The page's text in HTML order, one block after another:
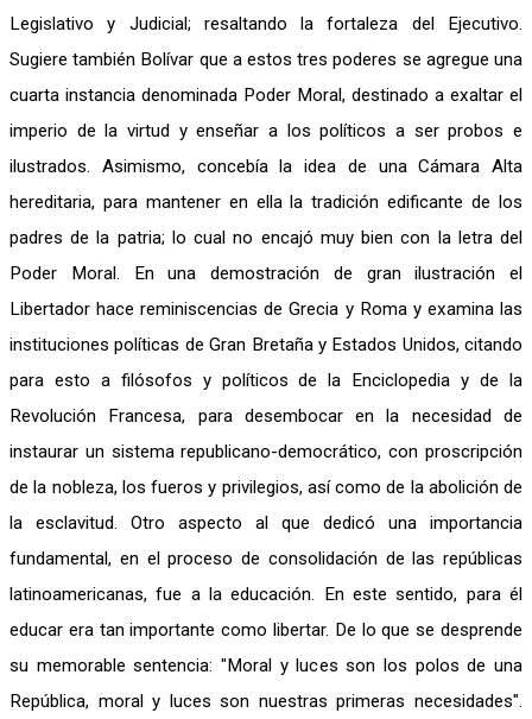
Legislativo y Judicial; resaltando la fortaleza del Ejecutivo.
Sugiere también Bolívar que a estos tres poderes se agregue una
cuarta instancia denominada Poder Moral, destinado a exaltar el
imperio de la virtud y enseñar a los políticos a ser probos e
ilustrados. Asimismo, concebía la idea de una Cámara Alta
hereditaria, para mantener en ella la tradición edificante de los
padres de la patria; lo cual no encajó muy bien con la letra del
Poder Moral. En una demostración de gran ilustración el
Libertador hace reminiscencias de Grecia y Roma y examina las
instituciones políticas de Gran Bretaña y Estados Unidos, citando
para esto a filósofos y políticos de la Enciclopedia y de la
Revolución Francesa, para desembocar en la necesidad de
instaurar un sistema republicano-democrático, con proscripción
de la nobleza, los fueros y privilegios, así como de la abolición de
la esclavitud. Otro aspecto al que dedicó una importancia
fundamental, en el proceso de consolidación de las repúblicas
latinoamericanas, fue a la educación. En este sentido, para él
educar era tan importante como libertar. De lo que se desprende
su memorable sentencia: "Moral y luces son los polos de una
República, moral y luces son nuestras primeras necesidades".